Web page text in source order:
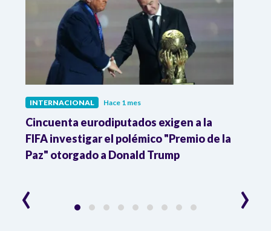
INTERNACIONAL Hace 1 mes
Cincuenta eurodiputados exigen a la
FIFA investigar el polémico "Premio de la
Paz" otorgado a Donald Trump
‹ ›